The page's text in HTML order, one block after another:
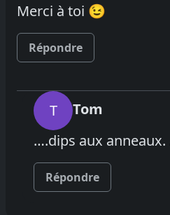
Merci à toi 😉
Répondre
T
Tom
….dips aux
Répondre